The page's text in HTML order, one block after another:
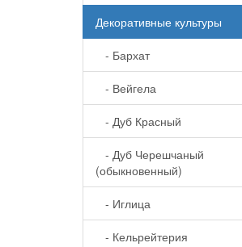
Декоративные культуры
- Бархат
- Вейгела
- Дуб Красный
- Дуб Черешчаный
(обыкновенный)
- Иглица
- Кельрейтерия